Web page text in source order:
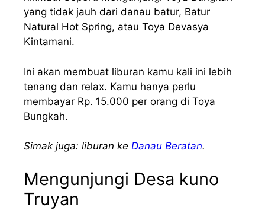
yang tidak jauh dari danau batur, Batur
Natural Hot Spring, atau Toya Devasya
Kintamani.
Ini akan membuat liburan kamu kali ini lebih
tenang dan relax. Kamu hanya perlu
membayar Rp. 15.000 per orang di Toya
Bungkah.
Simak juga: liburan ke Danau Beratan.
Mengunjungi Desa kuno
Truyan